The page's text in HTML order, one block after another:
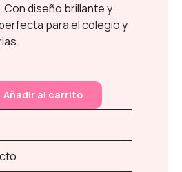
diseño brillante y
para el colegio y
Añadir al carrito